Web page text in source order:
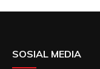
SOSIAL MEDIA